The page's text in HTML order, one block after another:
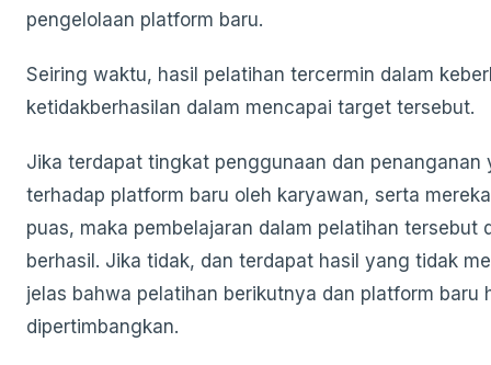
pengelolaan platform baru.
Seiring waktu, hasil pelatihan tercermin dalam
ketidakberhasilan dalam mencapai target tersebut.
Jika terdapat tingkat penggunaan dan penanganan
terhadap platform baru oleh karyawan, serta
puas, maka pembelajaran dalam pelatihan tersebut
berhasil. Jika tidak, dan terdapat hasil yang tidak
jelas bahwa pelatihan berikutnya dan platform baru
dipertimbangkan.